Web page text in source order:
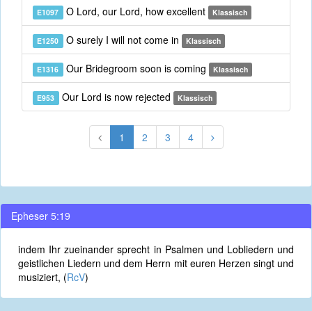
E1097 O Lord, our Lord, how excellent Klassisch
E1250 O surely I will not come in Klassisch
E1316 Our Bridegroom soon is coming Klassisch
E953 Our Lord is now rejected Klassisch
1 2 3 4
Epheser 5:19
indem Ihr zueinander sprecht in Psalmen und Lobliedern und
geistlichen Liedern und dem Herrn mit euren Herzen singt und
musiziert, (RcV)